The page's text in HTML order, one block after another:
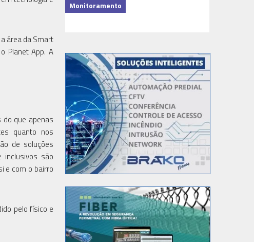
área da Smart
Planet App. A
que apenas
quanto nos
de soluções
inclusivos são
e com o bairro
pelo físico e
Monitoramento